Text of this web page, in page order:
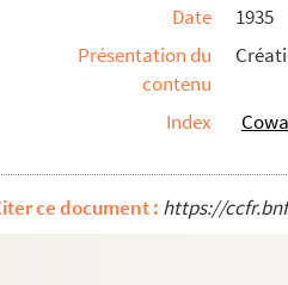
actes. 1935
acte, en prose. 1860
Date
1935
Présentation du
contenu
Index
ce document : https://